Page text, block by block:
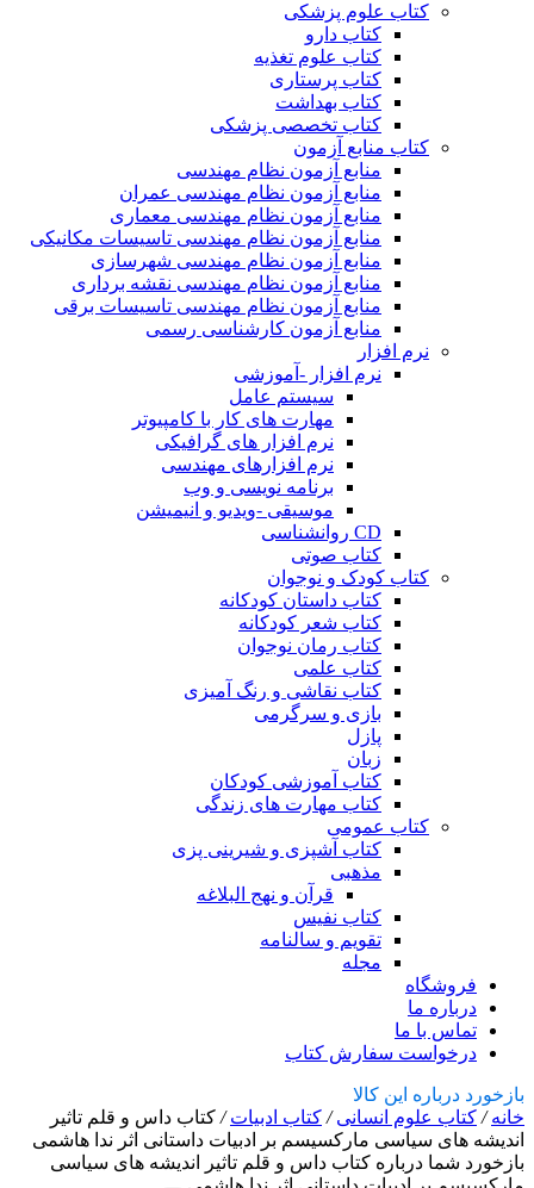
کتاب علوم پزشکی
کتاب دارو
کتاب علوم تغذیه
کتاب پرستاری
کتاب بهداشت
کتاب تخصصی پزشکی
کتاب منابع آزمون
منابع آزمون نظام مهندسی
منابع آزمون نظام مهندسی عمران
منابع آزمون نظام مهندسی معماری
منابع آزمون نظام مهندسی تاسیسات مکانیکی
منابع آزمون نظام مهندسی شهرسازی
منابع آزمون نظام مهندسی نقشه برداری
منابع آزمون نظام مهندسی تاسیسات برقی
منابع آزمون کارشناسی رسمی
نرم افزار
نرم افزار -آموزشی
سیستم عامل
مهارت های کار با کامپیوتر
نرم افزار های گرافیکی
نرم افزارهای مهندسی
برنامه نویسی و وب
موسیقی -ویدیو و انیمیشن
CD روانشناسی
کتاب صوتی
کتاب کودک و نوجوان
کتاب داستان کودکانه
کتاب شعر کودکانه
کتاب رمان نوجوان
کتاب علمی
کتاب نقاشی و رنگ آمیزی
بازی و سرگرمی
پازل
زبان
کتاب آموزشی کودکان
کتاب مهارت های زندگی
کتاب عمومی
کتاب آشپزی و شیرینی پزی
مذهبی
قرآن و نهج البلاغه
کتاب نفیس
تقویم و سالنامه
مجله
فروشگاه
درباره ما
تماس با ما
درخواست سفارش کتاب
بازخورد درباره این کالا
خانه/ کتاب علوم انسانی/ کتاب ادبیات/ کتاب داس و قلم تاثیر
اندیشه های سیاسی مارکسیسم بر ادبیات داستانی اثر ندا هاشمی
بازخورد شما درباره کتاب داس و قلم تاثیر اندیشه های سیاسی